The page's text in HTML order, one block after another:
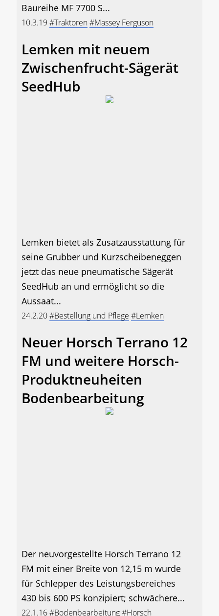
Baureihe MF 7700 S...
10.3.19 #Traktoren#Massey Ferguson
Lemken mit neuem
Zwischenfrucht-Sägerät
SeedHub
Lemken bietet als Zusatzausstattung für
seine Grubber und Kurzscheibeneggen
jetzt das neue pneumatische Sägerät
SeedHub an und ermöglicht so die
Aussaat...
24.2.20#Bestellung und Pflege #Lemken
Neuer Horsch Terrano 12
FM und weitere Horsch-
Produktneuheiten
Bodenbearbeitung
Der neuvorgestellte Horsch Terrano 12
FM mit einer Breite von 12,15 m wurde
für Schlepper des Leistungsbereiches
430 bis 600 PS konzipiert; schwächere...
22.1.16#Bodenbearbeitung#Horsch